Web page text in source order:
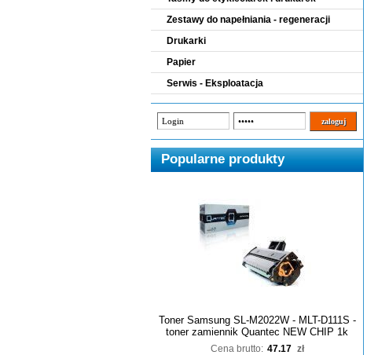
Zestawy do napełniania - regeneracji
Drukarki
Papier
Serwis - Eksploatacja
Popularne produkty
Toner Samsung SL-M2022W - MLT-D111S -
toner zamiennik Quantec NEW CHIP 1k
Cena brutto: 47.17 zł